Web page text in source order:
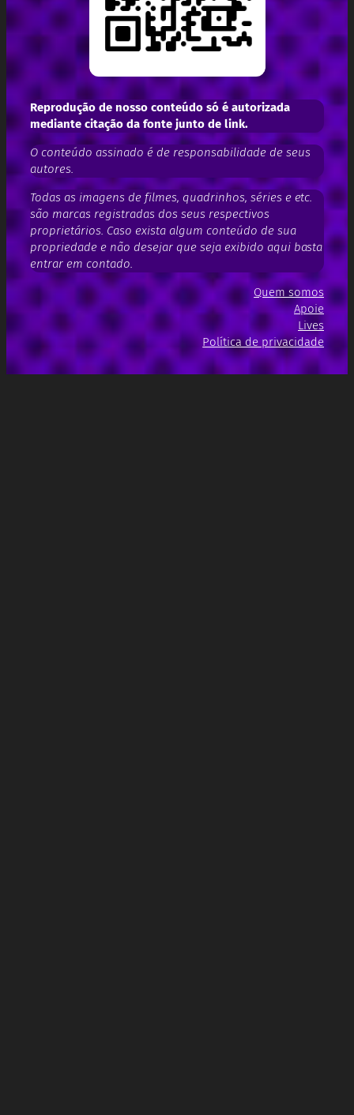
Reprodução de nosso conteúdo só é autorizada
mediante citação da fonte junto de link.
O conteúdo assinado é de responsabilidade de seus
autores.
Todas as imagens de filmes, quadrinhos, séries e etc.
são marcas registradas dos seus respectivos
proprietários. Caso exista algum conteúdo de sua
propriedade e não desejar que seja exibido aqui basta
entrar em contado.
Quem somos
Apoie
Lives
Política de privacidade